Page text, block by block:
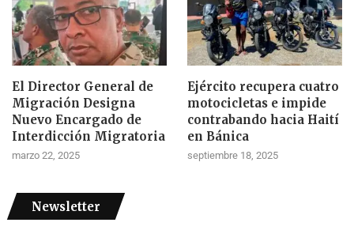
El Director General de
Migración Designa
Nuevo Encargado de
Interdicción Migratoria
marzo 22, 2025
Ejército recupera cuatro
motocicletas e impide
contrabando hacia Haití
en Bánica
septiembre 18, 2025
Newsletter